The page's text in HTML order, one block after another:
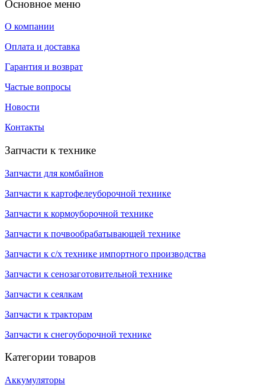
Основное меню
О компании
Оплата и доставка
Гарантия и возврат
Частые вопросы
Новости
Контакты
Запчасти к технике
Запчасти для комбайнов
Запчасти к картофелеуборочной технике
Запчасти к кормоуборочной технике
Запчасти к почвообрабатывающей технике
Запчасти к с/х технике импортного производства
Запчасти к сенозаготовительной технике
Запчасти к сеялкам
Запчасти к тракторам
Запчасти к снегоуборочной технике
Категории товаров
Аккумуляторы